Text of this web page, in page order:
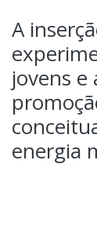
ESTATÍSTICAS
SOBRE
A
jovens e
energia